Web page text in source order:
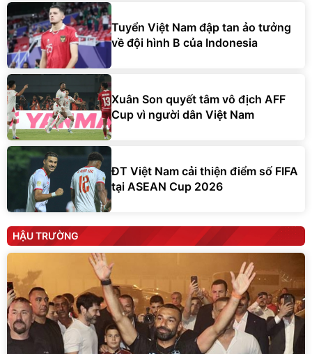
Tuyển Việt Nam đập tan ảo tưởng
về đội hình B của Indonesia
Xuân Son quyết tâm vô địch AFF
Cup vì người dân Việt Nam
ĐT Việt Nam cải thiện điểm số FIFA
tại ASEAN Cup 2026
HẬU TRƯỜNG